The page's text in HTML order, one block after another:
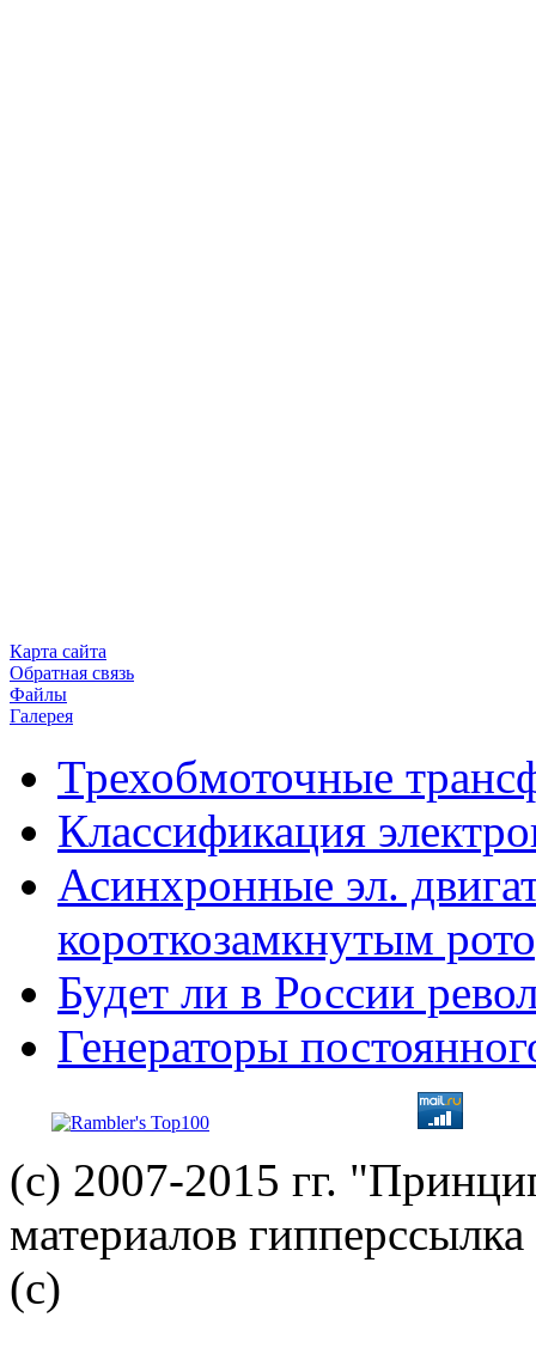
Карта сайта
Обратная связь
Файлы
Галерея
Трехобмоточные
Классификация
Асинхронные эл.
короткозамкнутым
Будет ли в России
Генераторы
(с) 2007-2015 гг.
материалов гипперссылка
(c)